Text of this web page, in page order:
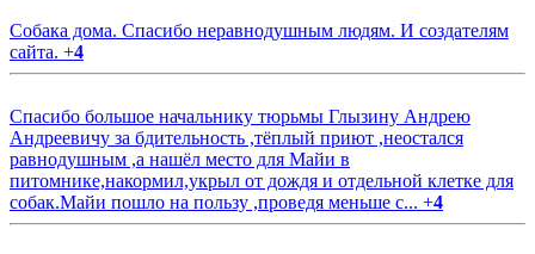
Собака дома. Спасибо неравнодушным людям. И создателям
сайта. +4
Спасибо большое начальнику тюрьмы Глызину Андрею
Андреевичу за бдительность ,тёплый приют ,неостался
равнодушным ,а нашёл место для Майи в
питомнике,накормил,укрыл от дождя и отдельной клетке для
собак.Майи пошло на пользу ,проведя меньше с... +4